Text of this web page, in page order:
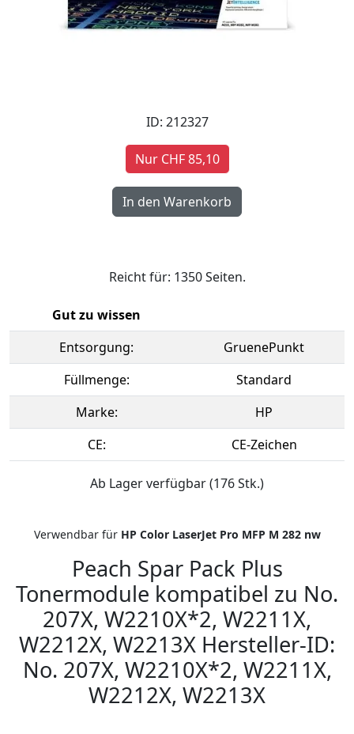
ID: 212327
Nur CHF 85,10
Reicht für: 1350 Seiten.
Gut zu wissen
Entsorgung:
GruenePunkt
Füllmenge:
Standard
Marke:
HP
CE:
CE-Zeichen
Ab Lager verfügbar (176 Stk.)
Verwendbar für HP Color LaserJet Pro MFP M 282 nw
Peach Spar Pack Plus
Tonermodule kompatibel zu No.
207X, W2210X*2, W2211X,
W2212X, W2213X Hersteller-ID:
No. 207X, W2210X*2, W2211X,
W2212X, W2213X